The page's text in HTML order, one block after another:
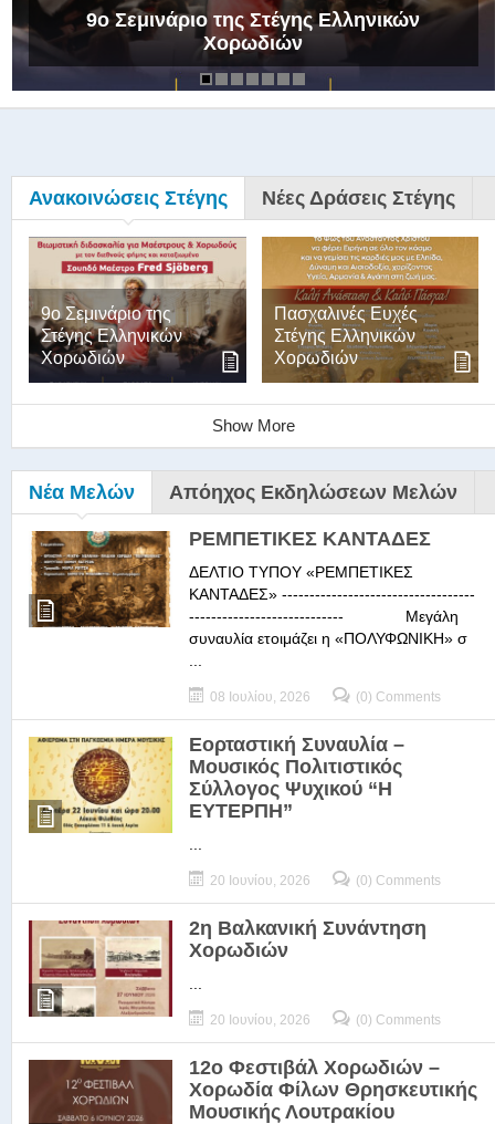
9ο Σεμινάριο της Στέγης Ελληνικών
Χορωδιών
Ανακοινώσεις Στέγης Νέες Δράσεις Στέγης
9ο Σεμινάριο της
Στέγης Ελληνικών
Χορωδιών
Πασχαλινές Ευχές
Στέγης Ελληνικών
Χορωδιών
Show More
Νέα Μελών Απόηχος Εκδηλώσεων Μελών
ΡΕΜΠΕΤΙΚΕΣ ΚΑΝΤΑΔΕΣ
ΔΕΛΤΙΟ ΤΥΠΟΥ «ΡΕΜΠΕΤΙΚΕΣ
ΚΑΝΤΑΔΕΣ» -----------------------------------
---------------------------- Μεγάλη
συναυλία ετοιμάζει η «ΠΟΛΥΦΩΝΙΚΗ» σ
08 Ιουλίου, 2026 (0) Comments
Εορταστική Συναυλία –
Μουσικός Πολιτιστικός
Σύλλογος Ψυχικού “Η
ΕΥΤΕΡΠΗ”
20 Ιουνίου, 2026 (0) Comments
2η Βαλκανική Συνάντηση
Χορωδιών
20 Ιουνίου, 2026 (0) Comments
12ο Φεστιβάλ Χορωδιών –
Χορωδία Φίλων Θρησκευτικής
Μουσικής Λουτρακίου